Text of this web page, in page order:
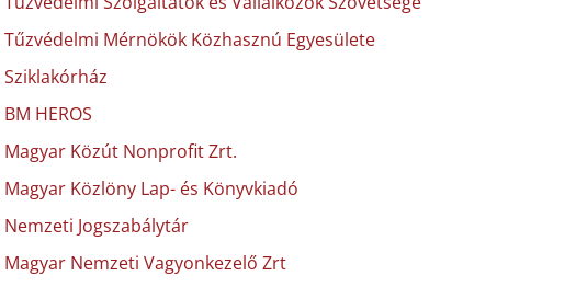
Tűzvédelmi Mérnökök Közhasznú Egyesülete
Sziklakórház
BM HEROS
Magyar Közút Nonprofit Zrt.
Magyar Közlöny Lap- és Könyvkiadó
Nemzeti Jogszabálytár
Magyar Nemzeti Vagyonkezelő Zrt